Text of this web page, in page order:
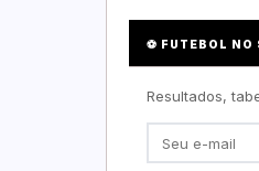
⚽ FUTEBOL NO
Resultados,